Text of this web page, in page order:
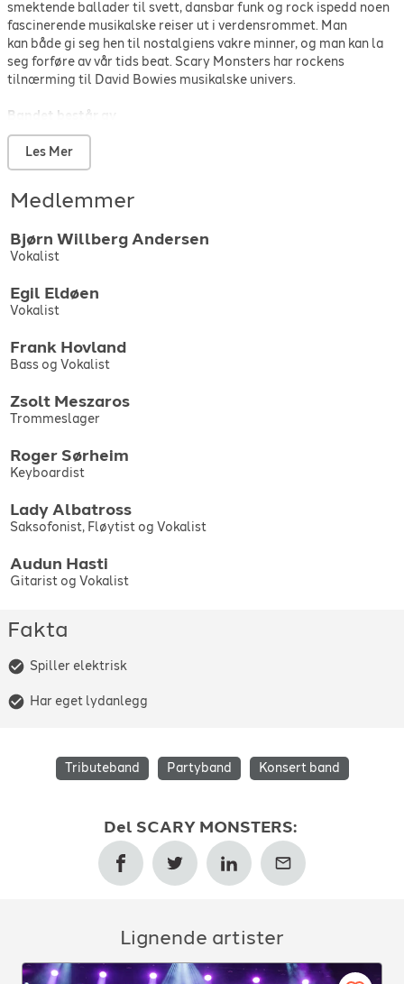
David Bowie-Under Pressure - 1982
David Bowie
- Where are we now -
2011
David Bowie
Young americans -1975
David Bowie-Ziggy stardust-1972
smektende ballader til svett, dansbar funk og rock ispedd noen
fascinerende musikalske reiser ut i verdensrommet. Man
kan både gi seg hen til nostalgiens vakre minner, og man kan la
seg forføre av vår tids beat. Scary Monsters har rockens
tilnærming til David Bowies musikalske univers.
Bandet består av
Egil Eldøen (vokal) - kjent som stemmen i Lava - komponist,
låtskriver, artist
Bjørne Willberg Andersen (vokal) - sentral skuespiller ved
hovedrollen i teaterets oppsetning av Davis Bowies musikal
Frank Hovland (bass) Zsolt Mezaros (trommer), begge kjent fra
Chris Thompson (ex Manfred Mann) sitt faste turneband.
gamle kjenninger fra det Bergenske musikkliv.
Lady Albatross (L.A.) - saksofon/fløyte.
Scary Monsters har hatt en rekke opptredener på Madam Felle
ganger på Lille Ole Bull i Bergen, og Iris Scene i Odda i tillegg til
på andre scener i regionen. Bandet har gjort, og
Les Mer
Medlemmer
Bjørn Willberg Andersen
Vokalist
Egil Eldøen
Vokalist
Frank Hovland
Bass og Vokalist
Zsolt Meszaros
Trommeslager
Roger Sørheim
Keyboardist
Lady Albatross
Saksofonist, Fløytist og Vokalist
Audun Hasti
Gitarist og Vokalist
Fakta
Spiller elektrisk
Har eget lydanlegg
Tributeband Partyband Konsert band
Del SCARY MONSTERS:
Lignende artister